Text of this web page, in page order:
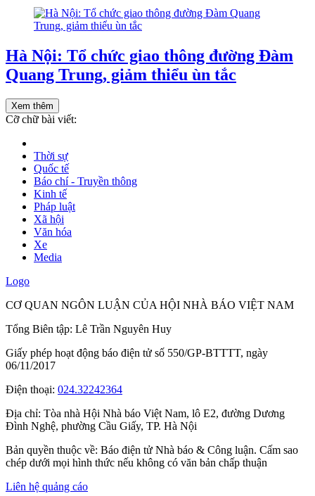
Hà Nội: Tổ chức giao thông đường Đàm
Quang Trung, giảm thiểu ùn tắc
Xem thêm
Cỡ chữ bài viết:
Thời sự
Quốc tế
Báo chí - Truyền thông
Kinh tế
Pháp luật
Xã hội
Văn hóa
Xe
Media
Logo
CƠ QUAN NGÔN LUẬN CỦA HỘI NHÀ BÁO VIỆT NAM
Tổng Biên tập: Lê Trần Nguyên Huy
Giấy phép hoạt động báo điện tử số 550/GP-BTTTT, ngày
06/11/2017
Điện thoại: 024.32242364
Địa chỉ: Tòa nhà Hội Nhà báo Việt Nam, lô E2, đường Dương
Đình Nghệ, phường Cầu Giấy, TP. Hà Nội
Bản quyền thuộc về: Báo điện tử Nhà báo & Công luận. Cấm sao
chép dưới mọi hình thức nếu không có văn bản chấp thuận
Liên hệ quảng cáo